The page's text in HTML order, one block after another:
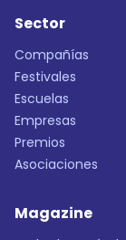
Sector
Compañías
Festivales
Escuelas
Empresas
Premios
Asociaciones
Magazine